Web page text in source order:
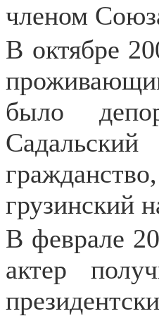
членом
В октябре
было
грузинский
В феврале
актер